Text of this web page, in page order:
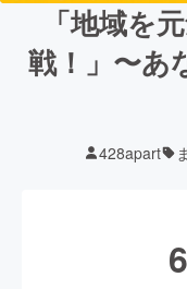
「地域を
戦！」〜あ
428apart